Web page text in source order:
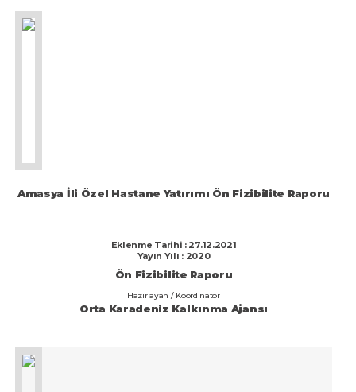
Amasya İli Özel Hastane Yatırımı Ön Fizibilite Raporu
Eklenme Tarihi : 27.12.2021
Yayın Yılı : 2020
Ön Fizibilite Raporu
Hazırlayan / Koordinatör
Orta Karadeniz Kalkınma Ajansı